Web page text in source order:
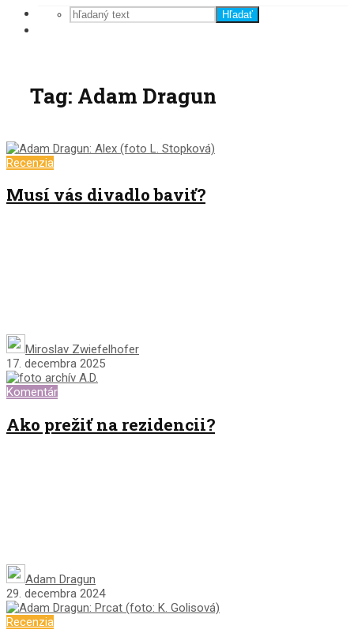
Hľadať
Tag: Adam Dragun
Recenzia
Musí vás divadlo baviť?
Miroslav Zwiefelhofer
17. decembra 2025
Komentár
Ako prežiť na rezidencii?
Adam Dragun
29. decembra 2024
Recenzia